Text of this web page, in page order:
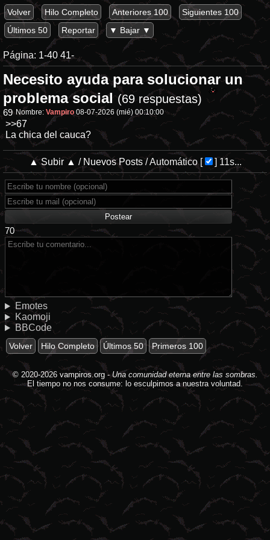
Volver Hilo Completo Anteriores 100
Siguientes 100
Últimos 50
Reportar ▼ Bajar ▼
Página: 1-40 41-
Necesito ayuda para solucionar un
problema social (69 respuestas)
69 Nombre:Vampiro 08-07-2026 (mié) 00:10:00
>>67
La chica del cauca?
▲ Subir ▲ / Nuevos Posts/Automático[ ] 11s...
70
Emotes
Kaomoji
BBCode
Volver Hilo Completo Últimos 50 Primeros 100
© 2020-2026 vampiros.org-Una comunidad eterna entre las sombras.
El tiempo no nos consume: lo esculpimos a nuestra voluntad.